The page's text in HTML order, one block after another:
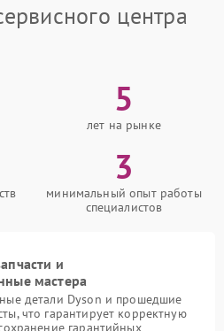
центра
5
лет на рынке
3
минимальный опыт работы
специалистов
и
мастера
детали Dyson и прошедшие
что гарантирует корректную
гарантийных